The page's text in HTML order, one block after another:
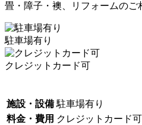
畳・障子・襖、リフォームのご
駐車場有り
クレジットカード可
施設・設備 駐車場有り
料金・費用 クレジットカード可